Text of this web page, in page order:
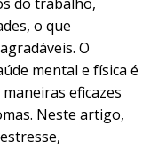
o que
O
mental e física é
eficazes
Neste artigo,